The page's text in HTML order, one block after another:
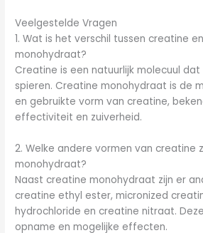
Veelgestelde Vragen
1. Wat is het verschil tussen creatine
monohydraat?
Creatine is een natuurlijk molecuul
spieren. Creatine monohydraat is de
en gebruikte vorm van creatine,
effectiviteit en zuiverheid.
2. Welke andere vormen van creatine
monohydraat?
Naast creatine monohydraat zijn er
creatine ethyl ester, micronized
hydrochloride en creatine nitraat.
opname en mogelijke effecten.